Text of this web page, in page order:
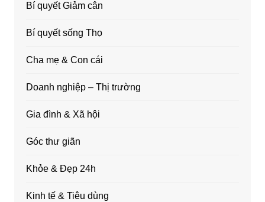
Bí quyết Giảm cân
Bí quyết sống Thọ
Cha mẹ & Con cái
Doanh nghiệp – Thị trường
Gia đình & Xã hội
Góc thư giãn
Khỏe & Đẹp 24h
Kinh tế & Tiêu dùng